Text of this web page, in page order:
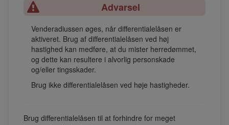
Advarsel
Venderadiussen øges, når differentialelåsen er
aktiveret. Brug af differentialelåsen ved høj
hastighed kan medføre, at du mister herredømmet,
og dette kan resultere i alvorlig personskade
og/eller tingsskader.
Brug ikke differentialelåsen ved høje hastigheder.
Brug differentialelåsen til at forhindre for meget